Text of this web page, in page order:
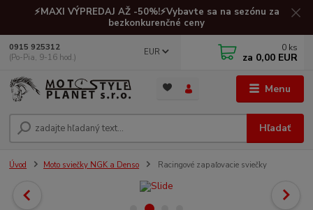
⚡MAXI VÝPREDAJ AŽ -50%!⚡Vybavte sa na sezónu za
bezkonkurenčné ceny
Menu
EUR
Hľadať
0915 925312
(Po-Pia, 9-16 hod.)
0 ks
za 0,00 EUR
Úvod Moto sviečky NGK a Denso Racingové zapaľovacie sviečky